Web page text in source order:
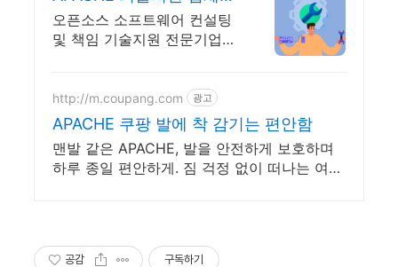
20년이상 기술지원 노하
우
오픈소스 소프트웨어 컨설팅
및 책임 기술지원 전문기업
http://m.coupang.com 광고
APACHE 쿠팡 발에 착 감기는 편안함
맨발 같은 APACHE, 발을 안전하게 보호하며
하루 종일 편안하게. 짐 걱정 없이 떠나는 여
공감 구독하기